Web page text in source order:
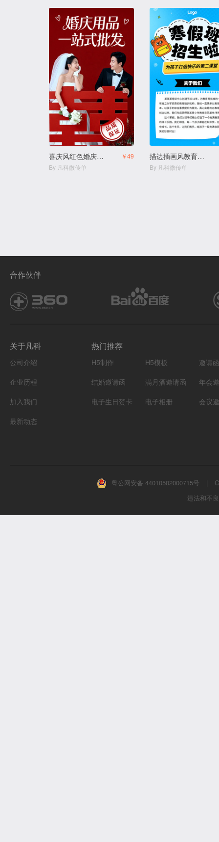
喜庆风红色婚庆用品结婚用品店
￥49
By 凡科微传单
描边插画风教育培训幼小衔接寒假班拼团生宣传
By 凡科微传单
合作伙伴
关于凡科
公司介绍
企业历程
加入我们
最新动态
热门推荐
H5制作 H5模板
邀请
结婚邀请函
满月酒邀请函
年会
电子生日贺卡
电子相册 会议
粤公网安备 44010502000715号 |
违法和不